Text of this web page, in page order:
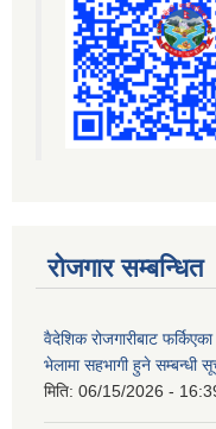
रोजगार सम्बन्धित
वैदेशिक रोजगारीबाट
भेलामा सहभागी हुने सम्बन्धी
मिति: 06/15/2026 -